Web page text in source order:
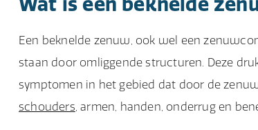
Een beknelde zenuw, ook wel een
staan door omliggende structuren. Deze
symptomen in het gebied dat door de
schouders, armen, handen, onderrug en